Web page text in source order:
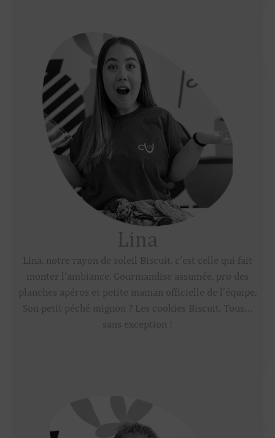
Lina
Lina, notre rayon de soleil Biscuit, c’est celle qui fait
monter l’ambiance. Gourmandise assumée, pro des
planches apéros et petite maman officielle de l’équipe.
Son petit péché mignon ? Les cookies Biscuit. Tous…
sans exception !